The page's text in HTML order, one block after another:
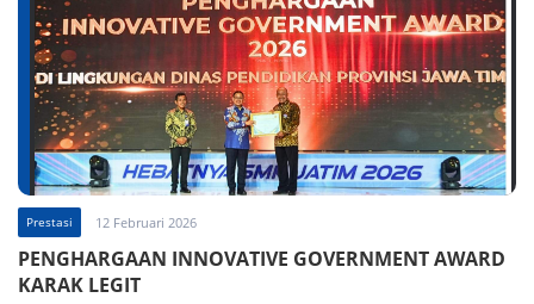
Prestasi 12 Februari 2026
PENGHARGAAN INNOVATIVE GOVERNMENT AWARD
KARAK LEGIT